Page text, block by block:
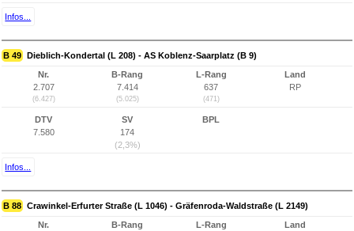
Infos...
B 49 Dieblich-Kondertal (L 208) - AS Koblenz-Saarplatz (B 9)
Nr.
2.707
(6.427)
B-Rang
7.414
(5.025)
L-Rang
637
(471)
Land
RP
DTV
7.580
SV
174
(2,3%)
BPL
Infos...
B 88 Crawinkel-Erfurter Straße (L 1046) - Gräfenroda-Waldstraße (L 2149)
Nr.
B-Rang
L-Rang
Land